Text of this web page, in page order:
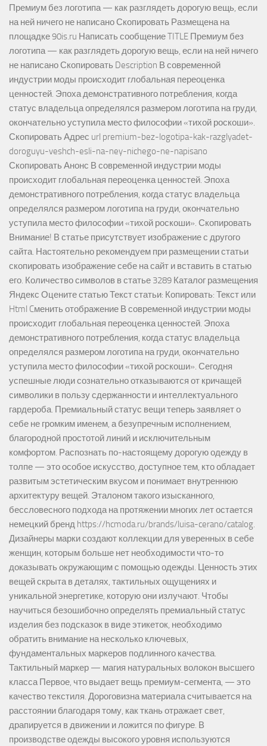
Премиум без логотипа — как разглядеть дорогую вещь, если
на ней ничего не написано Скопировать Размещена на
площадке 90is.ru Написать сообщение TITLE Премиум без
логотипа — как разглядеть дорогую вещь, если на ней ничего
не написано Скопировать Description В современной
индустрии моды происходит глобальная переоценка
ценностей. Эпоха демонстративного потребления, когда
статус владельца определялся размером логотипа на груди,
окончательно уступила место философии «тихой роскоши».
Скопировать Адрес url premium-bez-logotipa-kak-razglyadet-
doroguyu-veshch-esli-na-ney-nichego-ne-napisano
Скопировать Анонс В современной индустрии моды
происходит глобальная переоценка ценностей. Эпоха
демонстративного потребления, когда статус владельца
определялся размером логотипа на груди, окончательно
уступила место философии «тихой роскоши». Скопировать
Внимание! В статье присутствует изображение с другого
сайта. Настоятельно рекомендуем при размещении статьи
скопировать изображение себе на сайт и вставить в статью
его. Количество символов в статье 3289 Каталог размещения
Яндекс Оцените статью Текст статьи: Копировать: Текст или
Html Cменить отображение В современной индустрии моды
происходит глобальная переоценка ценностей. Эпоха
демонстративного потребления, когда статус владельца
определялся размером логотипа на груди, окончательно
уступила место философии «тихой роскоши». Сегодня
успешные люди сознательно отказываются от кричащей
символики в пользу сдержанности и интеллектуального
гардероба. Премиальный статус вещи теперь заявляет о
себе не громким именем, а безупречным исполнением,
благородной простотой линий и исключительным
комфортом. Распознать по-настоящему дорогую одежду в
толпе — это особое искусство, доступное тем, кто обладает
развитым эстетическим вкусом и понимает внутреннюю
архитектуру вещей. Эталоном такого изысканного,
бессловесного подхода на протяжении многих лет остается
немецкий бренд https://hcmoda.ru/brands/luisa-cerano/catalog.
Дизайнеры марки создают коллекции для уверенных в себе
женщин, которым больше нет необходимости что-то
доказывать окружающим с помощью одежды. Ценность этих
вещей скрыта в деталях, тактильных ощущениях и
уникальной энергетике, которую они излучают. Чтобы
научиться безошибочно определять премиальный статус
изделия без подсказок в виде этикеток, необходимо
обратить внимание на несколько ключевых,
фундаментальных маркеров подлинного качества.
Тактильный маркер — магия натуральных волокон высшего
класса Первое, что выдает вещь премиум-сегмента, — это
качество текстиля. Дороговизна материала считывается на
расстоянии благодаря тому, как ткань отражает свет,
драпируется в движении и ложится по фигуре. В
производстве одежды высокого уровня используются